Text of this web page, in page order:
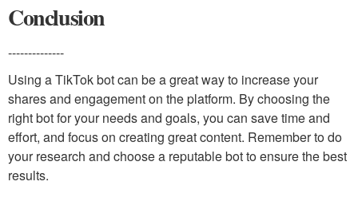
Conclusion
--------------
Using a TikTok bot can be a great way to increase your
shares and engagement on the platform. By choosing the
right bot for your needs and goals, you can save time and
effort, and focus on creating great content. Remember to do
your research and choose a reputable bot to ensure the best
results.